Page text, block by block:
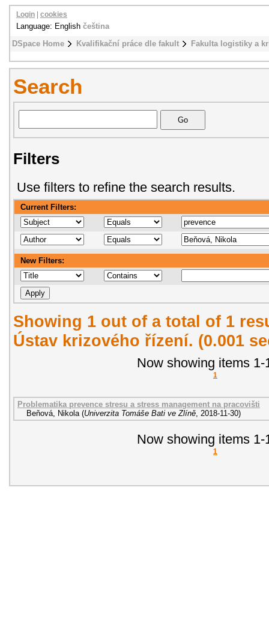
DSpace Home Kvalifikační práce dle fakult Fakulta logistiky a
Login cookies
Language: English čeština
Search
Filters
Use filters to refine the search results.
Current Filters:
New Filters:
Showing 1 out of a total of 1
Ústav krizového řízení. (0.001
Now showing items 1-
1
Problematika prevence stresu a stress management na pracovišti
Beňová, Nikola (Univerzita Tomáše Bati ve Zlíně 2018-11-30)
Now showing items 1-
1